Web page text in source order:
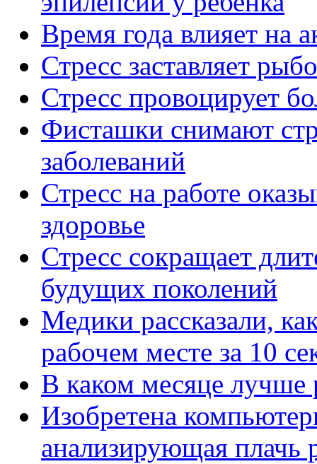
Время года влияет на
Стресс заставляет
Стресс провоцирует
Фисташки снимают
заболеваний
Стресс на работе
здоровье
Стресс сокращает
будущих поколений
Медики рассказали,
рабочем месте за 10
В каком месяце лучше
Изобретена
анализирующая плачь